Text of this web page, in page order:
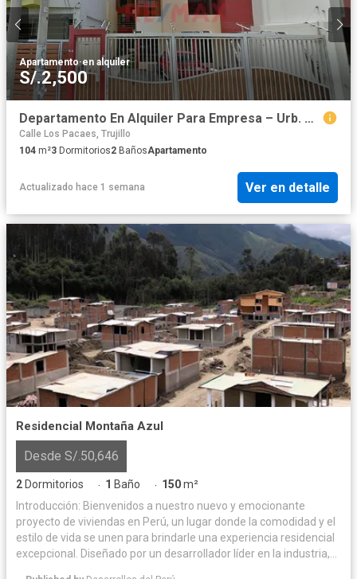
Apartamento·en alquiler
S/.2,500
Departamento En Alquiler Para Empresa – Urb. California S/2500.00
Calle Los Pacaes, Trujillo
104 m²3 Dormitorios2 BañosApartamento
Actualizado hace 1 semana Ver en detalle
Residencial Montaña Azul
Desde S/.50,646
2 Dormitorios · 1 Baño · 150m²
Introducción: Bienvenidos a nuestro nuevo y emocionante
proyecto de viviendas en Perú, un lugar donde la comodidad y el
estilo de vida se unen para brindarle una experiencia residencial
excepcional. Diseñado por un desarrollador líder en la industria,